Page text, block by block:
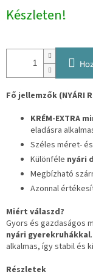
Készleten!
Fő jellemzők (NYÁRI
KRÉM-EXTRA
eladásra
Széles méret-
Különféle nyári
Megbízható
Azonnal
Miért válaszd?
Gyors és gazdaságos
nyári gyerekruhákkal
alkalmas, így stabil és
Részletek